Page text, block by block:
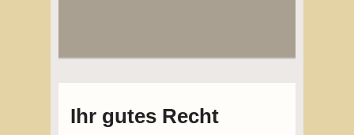
Ihr gutes Recht